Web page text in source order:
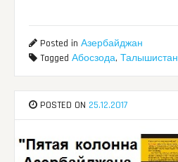
Posted inАзербайджан
TaggedАбосзода,Талышистан
POSTED ON 25.12.2017